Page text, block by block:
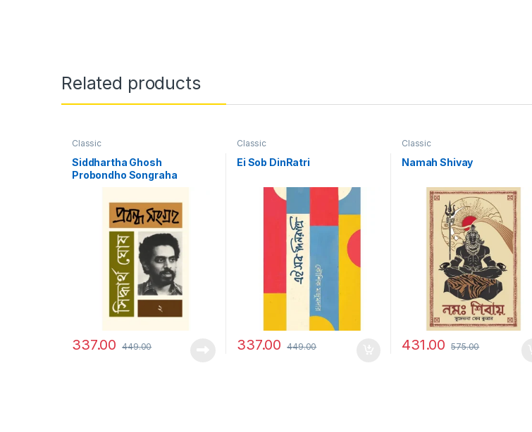
Related products
Classic
Siddhartha Ghosh
Probondho Songraha
337.00 449.00
Classic
Ei Sob DinRatri
337.00 449.00
Classic
Namah Shivay
431.00 575.00